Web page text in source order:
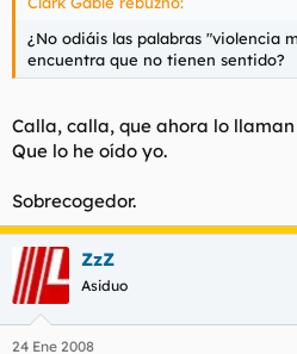
¿No odiáis las palabras "violencia
encuentra que no tienen sentido?
Calla, calla, que ahora lo
Que lo he oído yo.
Sobrecogedor.
ZzZ
Asiduo
24 Ene 2008